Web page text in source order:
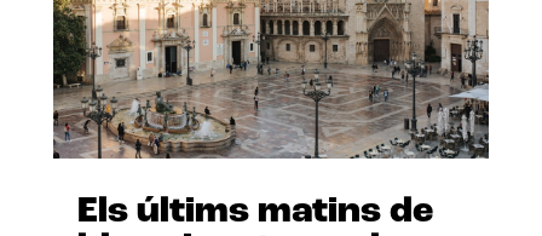
Els últims matins de